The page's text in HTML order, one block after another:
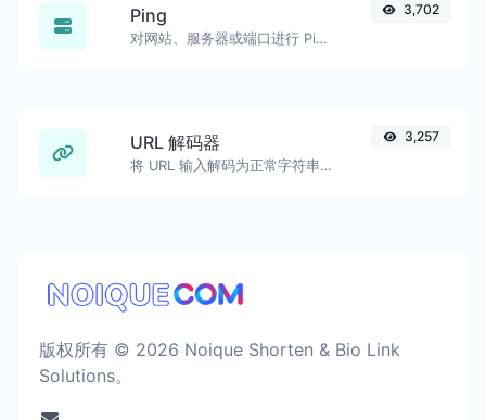
Ping
对网站、服务器或端口进行 Ping 测试。
3,702
URL 解码器
将 URL 输入解码为正常字符串。
3,257
版权所有 © 2026 Noique Shorten & Bio Link
Solutions。